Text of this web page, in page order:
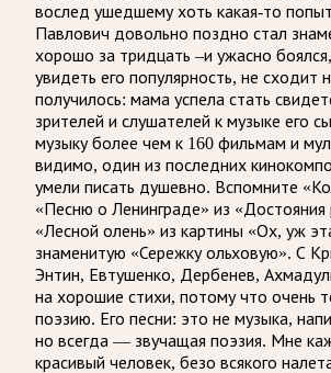
вослед ушедшему хоть какая-то
Павлович довольно поздно стал
хорошо за тридцать –и ужасно
увидеть его популярность, не сходит
получилось: мама успела стать
зрителей и слушателей к музыке его
музыку более чем к 160 фильмам и
видимо, один из последних
умели писать душевно. Вспомните
«Песню о Ленинграде» из «Достояния
«Лесной олень» из картины «Ох, уж
знаменитую «Сережку ольховую». С
Энтин, Евтушенко, Дербенев,
на хорошие стихи, потому что очень
поэзию. Его песни: это не музыка,
но всегда — звучащая поэзия. Мне
красивый человек, безо всякого